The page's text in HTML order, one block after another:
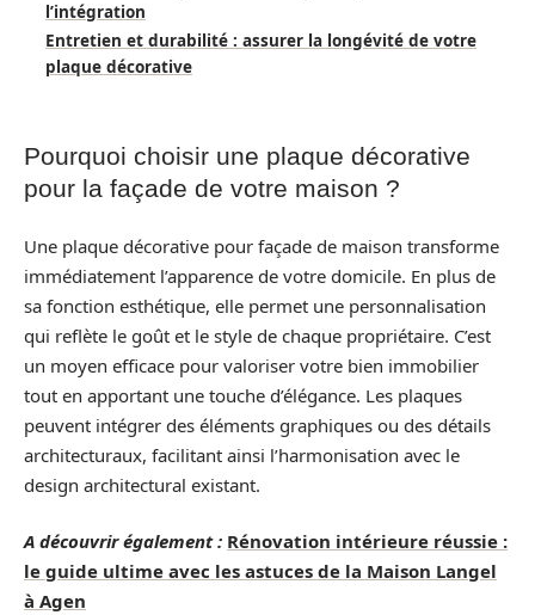
l’intégration
Entretien et durabilité : assurer la longévité de votre
plaque décorative
Pourquoi choisir une plaque décorative
pour la façade de votre maison ?
Une plaque décorative pour façade de maison transforme
immédiatement l’apparence de votre domicile. En plus de
sa fonction esthétique, elle permet une personnalisation
qui reflète le goût et le style de chaque propriétaire. C’est
un moyen efficace pour valoriser votre bien immobilier
tout en apportant une touche d’élégance. Les plaques
peuvent intégrer des éléments graphiques ou des détails
architecturaux, facilitant ainsi l’harmonisation avec le
design architectural existant.
A découvrir également : Rénovation intérieure réussie :
le guide ultime avec les astuces de la Maison Langel
à Agen